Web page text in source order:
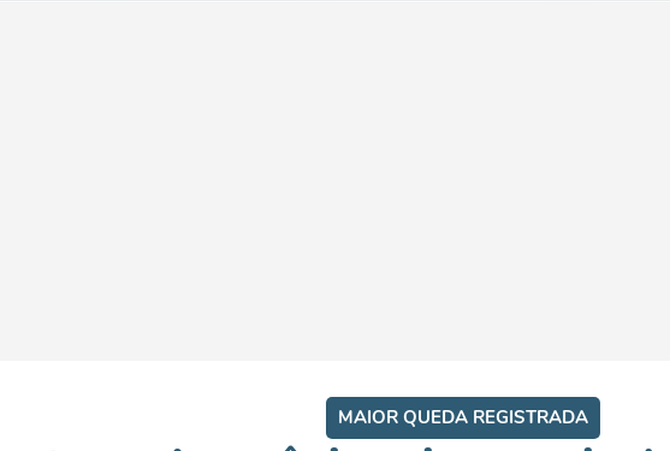
MAIOR QUEDA REGISTRADA